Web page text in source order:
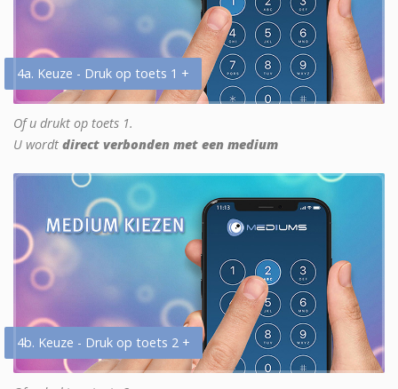
4a. Keuze - Druk op toets 1 +
Of u drukt op toets 1.
U wordt direct verbonden met een medium
4b. Keuze - Druk op toets 2 +